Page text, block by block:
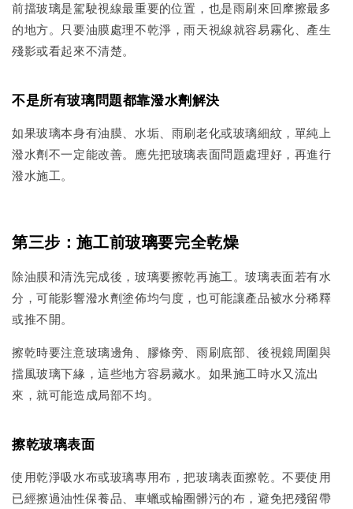
前擋玻璃是駕駛視線最重要的位置，也是雨刷來回摩擦最多
的地方。只要油膜處理不乾淨，雨天視線就容易霧化、產生
殘影或看起來不清楚。
不是所有玻璃問題都靠潑水劑解決
如果玻璃本身有油膜、水垢、雨刷老化或玻璃細紋，單純上
潑水劑不一定能改善。應先把玻璃表面問題處理好，再進行
潑水施工。
第三步：施工前玻璃要完全乾燥
除油膜和清洗完成後，玻璃要擦乾再施工。玻璃表面若有水
分，可能影響潑水劑塗佈均勻度，也可能讓產品被水分稀釋
或推不開。
擦乾時要注意玻璃邊角、膠條旁、雨刷底部、後視鏡周圍與
擋風玻璃下緣，這些地方容易藏水。如果施工時水又流出
來，就可能造成局部不均。
擦乾玻璃表面
使用乾淨吸水布或玻璃專用布，把玻璃表面擦乾。不要使用
已經擦過油性保養品、車蠟或輪圈髒污的布，避免把殘留帶